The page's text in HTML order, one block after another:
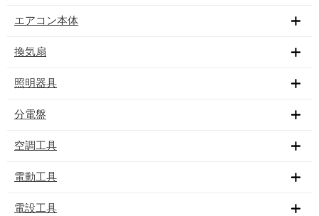
エアコン本体
換気扇
照明器具
分電盤
空調工具
電動工具
電設工具